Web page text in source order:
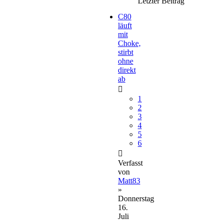
C80
läuft
mit
Choke,
stirbt
ohne
direkt
ab
1
2
3
4
5
6
Verfasst
von
Matt83
»
Donnerstag
16.
Juli